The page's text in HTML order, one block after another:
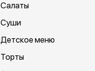
Салаты
Суши
Детское меню
Торты